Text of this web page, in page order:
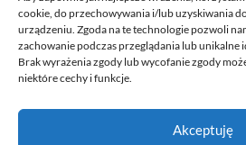
cookie, do przechowywania i/lub uzyskiwania
urządzeniu. Zgoda na te technologie pozwoli
zachowanie podczas przeglądania lub unikalne
Brak wyrażenia zgody lub wycofanie zgody
niektóre cechy i funkcje.
Akceptuję
© 2026 Only You - portal dla kobiet